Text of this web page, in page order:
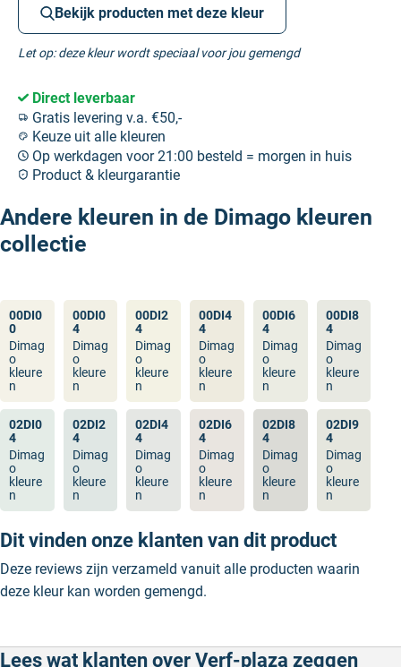
Bekijk producten met deze kleur
Let op: deze kleur wordt speciaal voor jou gemengd
Direct leverbaar
Gratis levering v.a. €50,-
Keuze uit alle kleuren
Op werkdagen voor 21:00 besteld = morgen in huis
Product & kleurgarantie
Andere kleuren in de Dimago kleuren
collectie
00DI0
0
Dimag
o
kleure
n
00DI0
4
Dimag
o
kleure
n
00DI2
4
Dimag
o
kleure
n
00DI4
4
Dimag
o
kleure
n
00DI6
4
Dimag
o
kleure
n
00DI8
4
Dimag
o
kleure
n
02DI0
4
Dimag
o
kleure
n
02DI2
4
Dimag
o
kleure
n
02DI4
4
Dimag
o
kleure
n
02DI6
4
Dimag
o
kleure
n
02DI8
4
Dimag
o
kleure
n
02DI9
4
Dimag
o
kleure
n
Dit vinden onze klanten van dit product
Deze reviews zijn verzameld vanuit alle producten waarin
deze kleur kan worden gemengd.
Lees wat klanten over Verf-plaza zeggen